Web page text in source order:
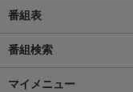
番組表
番組検索
マイメニュー